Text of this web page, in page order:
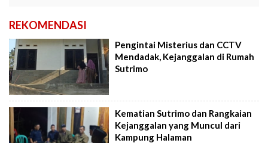
REKOMENDASI
Pengintai Misterius dan CCTV
Mendadak, Kejanggalan di Rumah
Sutrimo
Kematian Sutrimo dan Rangkaian
Kejanggalan yang Muncul dari
Kampung Halaman